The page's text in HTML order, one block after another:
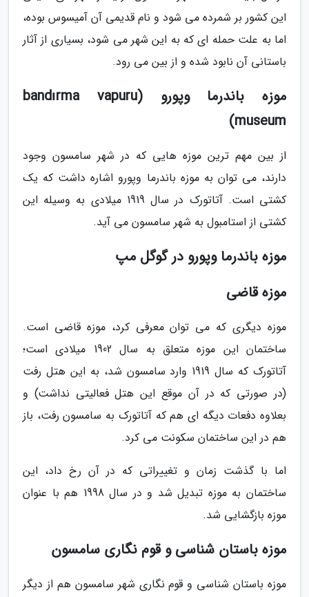
این کشور بر شمرده می شود و نام قدیمی آن آمیسوس بوده،
اما به علت حمله ای که به این شهر می شود، بسیاری از آثار
باستانی آن نابود شده و از بین می رود.
موزه باندرما وپورو (bandırma vapuru
museum)
از بین مهم ترین موزه هایی که در شهر سامسون وجود
دارند، می توان به موزه باندرما وپورو اشاره داشت که یک
کشتی است. آتاتورک در سال 1919 میلادی به وسیله این
کشتی از استامبول به شهر سامسون می آید.
موزه باندرما وپورو در گوگل مپ
موزه قاضی
موزه دیگری که می توان معرفی کرد، موزه قاضی است.
ساختمان این موزه متعلق به سال 1902 میلادی است؛
آتاتورک که سال 1919 وارد سامسون شد، به این هتل رفت
(در صورتی که در آن موقع این هتل فعالیتی نداشت) و
بعلاوه دفعات دیگه ای هم که آتاتورک به سامسون رفت، باز
هم در این ساختمان سکونت می کرد.
اما با گذشت زمان و تغییراتی که در آن رخ داد، این
ساختمان به موزه تبدیل شد و در سال 1998 هم با عنوان
موزه بازگشایی شد.
موزه باستان شناسی و قوم نگاری سامسون
موزه باستان شناسی و قوم نگاری شهر سامسون هم از دیگر